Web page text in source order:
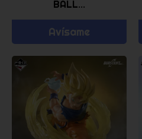
BALL...
Avísame